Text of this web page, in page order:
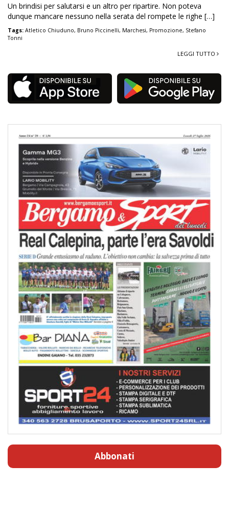
Un brindisi per salutarsi e un altro per ripartire. Non poteva
dunque mancare nessuno nella serata del rompete le righe […]
Tags: Atletico Chiuduno, Bruno Piccinelli, Marchesi, Promozione, Stefano
Tonni
LEGGI TUTTO
Abbonati